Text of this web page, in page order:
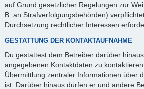
auf Grund gesetzlicher Regelungen zur
B. an Strafverfolgungsbehörden)
Durchsetzung rechtlicher Interessen
GESTATTUNG DER KONTAKTAUFNAHME
Du gestattest dem Betreiber darüber
angegebenen Kontaktdaten zu
Übermittlung zentraler Informationen über
ist. Darüber hinaus dürfen er und andere